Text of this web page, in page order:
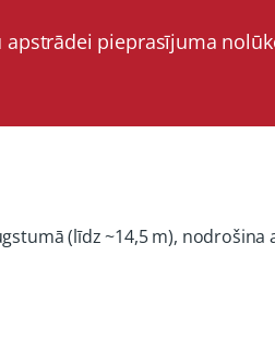
pieprasījuma
(līdz ~14,5 m),